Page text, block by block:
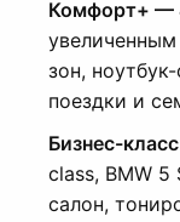
Комфорт+ —
зон,
поездки и
Бизнес-
class, BMW
салон,